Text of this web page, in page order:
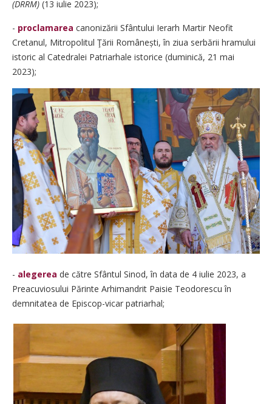
(DRRM) (13 iulie 2023);
- proclamarea canonizării Sfântului Ierarh Martir Neofit
Cretanul, Mitropolitul Ţării Românești, în ziua serbării hramului
istoric al Catedralei Patriarhale istorice (duminică, 21 mai
2023);
- alegerea de către Sfântul Sinod, în data de 4 iulie 2023, a
Preacuviosului Părinte Arhimandrit Paisie Teodorescu în
demnitatea de Episcop-vicar patriarhal;